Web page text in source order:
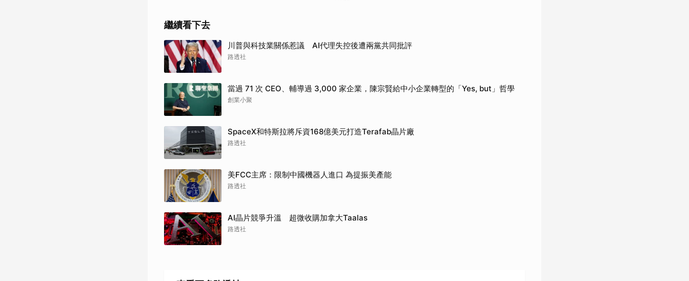
繼續看下去
川普與科技業關係惹議 AI代理失控後遭兩黨共同批評
路透社
當過 71 次 CEO、輔導過 3,000 家企業，陳宗賢給中小企業轉型的「Yes, but」哲學
創業小聚
SpaceX和特斯拉將斥資168億美元打造Terafab晶片廠
路透社
美FCC主席：限制中國機器人進口 為提振美產能
路透社
AI晶片競爭升溫 超微收購加拿大Taalas
路透社